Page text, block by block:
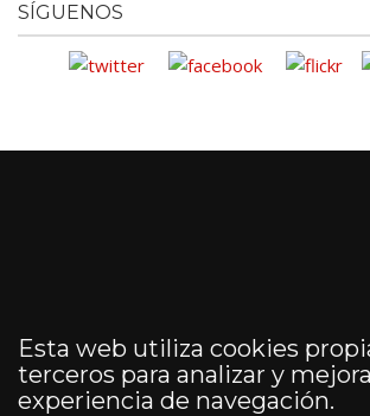
SÍGUENOS
Esta web utiliza cookies
terceros para analizar y
experiencia de navegación.